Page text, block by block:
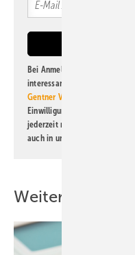
Bei Anmeldung zu diesem
interessante Verlags- und
Gentner Verlag GmbH & Co. KG
Einwilligung kann ich
jederzeit möglich.
auch in unserer
Weitere Inhalte